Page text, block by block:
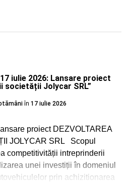
iulie 2026: Lansare proiect
societății Jolycar SRL”
în 17 iulie 2026
proiect DEZVOLTAREA
JOLYCAR SRL Scopul
competitivității intreprinderii
unei investiții în domeniul
prin achizitionarea